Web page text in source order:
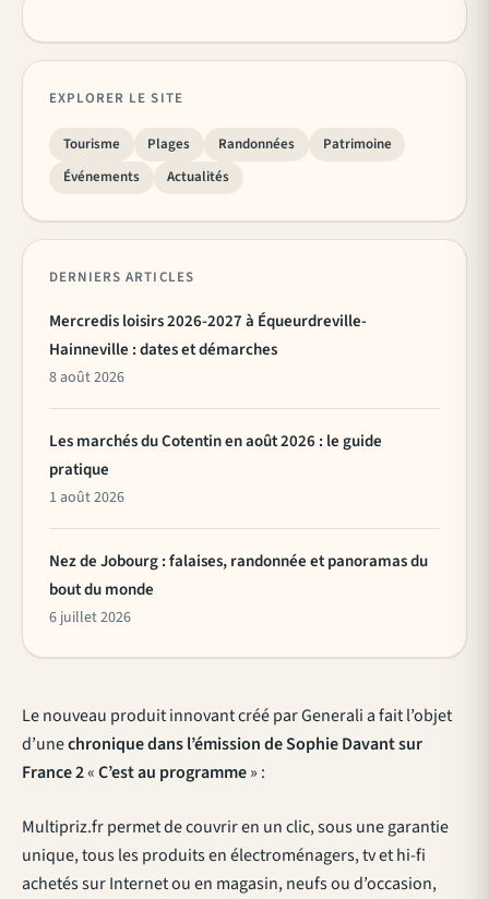
Le nouveau produit innovant créé par Generali a fait l’objet
d’unechronique dans l’émission de Sophie Davant sur
France 2«C’est au programme» :
Multipriz.fr permet de couvrir en un clic, sous une garantie
unique, tous les produits en électroménagers, tv et hi-fi
achetés sur Internet ou en magasin, neufs ou d’occasion,
EXPLORER LE SITE
Tourisme Plages Randonnées
Patrimoine
Événements
Actualités
DERNIERS ARTICLES
Mercredis loisirs 2026-2027 à Équeurdreville-
Hainneville : dates et démarches
8 août 2026
Les marchés du Cotentin en août 2026 : le guide
pratique
1 août 2026
Nez de Jobourg : falaises, randonnée et panoramas du
bout du monde
6 juillet 2026